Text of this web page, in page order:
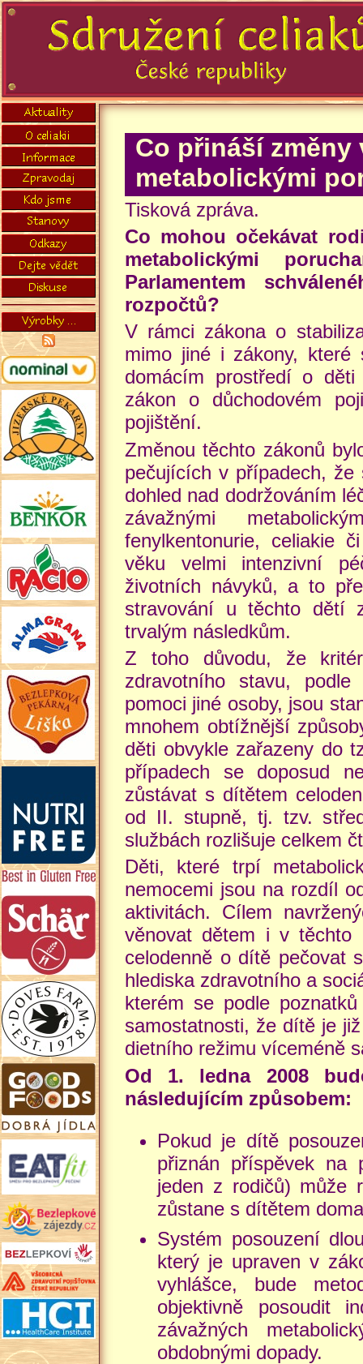
Co přináší změny
metabolickými
Tisková zpráva.
Co mohou očekávat
metabolickými
Parlamentem
rozpočtů?
V rámci zákona o
mimo jiné i zákony,
domácím prostředí o
zákon o důchodovém
pojištění.
Změnou těchto zákonů
pečujících v případech,
dohled nad dodržováním
závažnými
fenylkentonurie, celiakie
věku velmi intenzivní
životních návyků, a to
stravování u těchto dětí
trvalým následkům.
Z toho důvodu, že
zdravotního stavu,
pomoci jiné osoby, jsou
mnohem obtížnější
děti obvykle zařazeny do
případech se doposud
zůstávat s dítětem
od II. stupně, tj. tzv.
službách rozlišuje celkem
Děti, které trpí
nemocemi jsou na rozdíl
aktivitách. Cílem
věnovat dětem i v těchto
celodenně o dítě pečovat
hlediska zdravotního a
kterém se podle
samostatnosti, že dítě je
dietního režimu víceméně
Od 1. ledna 2008
následujícím způsobem:
Pokud je dítě
přiznán příspěvek na
jeden z rodičů) může
zůstane s dítětem
Systém posouzení
který je upraven v
vyhlášce, bude
objektivně posoudit
závažných
obdobnými dopady.